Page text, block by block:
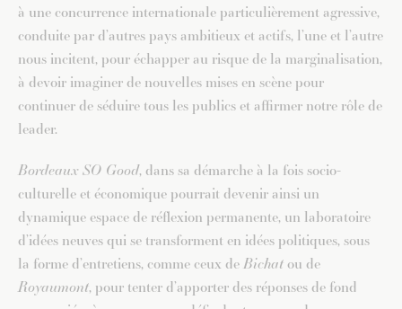
à une concurrence internationale particulièrement agressive,
conduite par d’autres pays ambitieux et actifs, l’une et l’autre
nous incitent, pour échapper au risque de la marginalisation,
à devoir imaginer de nouvelles mises en scène pour
continuer de séduire tous les publics et affirmer notre rôle de
leader.
Bordeaux SO Good, dans sa démarche à la fois socio-
culturelle et économique pourrait devenir ainsi un
dynamique espace de réflexion permanente, un laboratoire
d’idées neuves qui se transforment en idées politiques, sous
la forme d’entretiens, comme ceux deBichatou de
Royaumont, pour tenter d’apporter des réponses de fond